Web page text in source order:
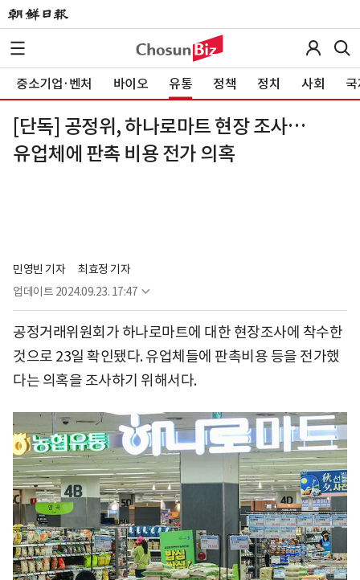
중소기업·벤처 바이오 유통 정책 정치 사회
[단독] 공정위, 하나로마트 현장 조사…
유업체에 판촉 비용 전가 의혹
민영빈 기자
최효정 기자
업데이트 2024.09.23. 17:47
공정거래위원회가 하나로마트에 대한 현장조사에 착수한
것으로 23일 확인됐다. 유업체들에 판촉비용 등을 전가했
다는 의혹을 조사하기 위해서다.